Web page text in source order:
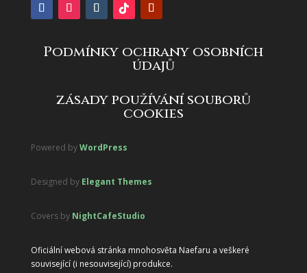
Podmínky ochrany osobních
údajů
zásady používání souborů
cookies
Powered byWordPress
Designed by Elegant Themes
Covers by NightCafeStudio
Oficiální webová stránka mnohosvěta Naefaru a veškeré
související (i nesouvisející) produkce.